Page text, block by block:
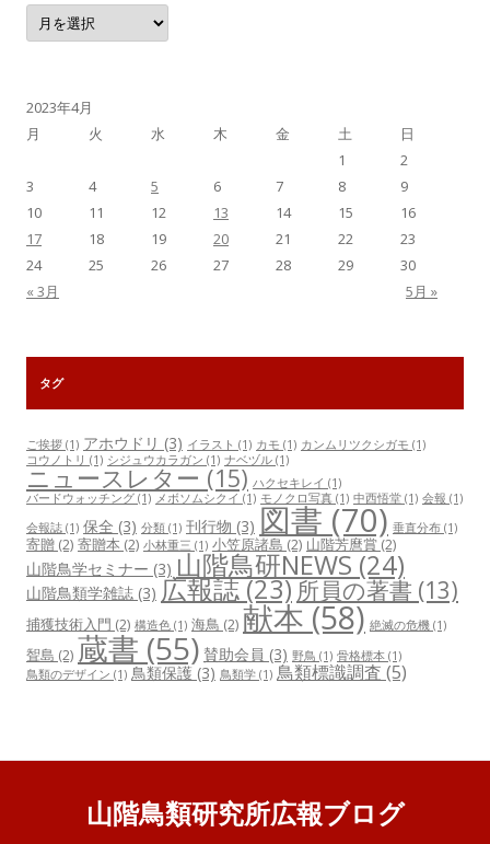
月
別
記
2023年4月
月
火 水 木 金 土
日
1
2
3
4 5 6 7 8
9
10
11 12 13 14 15
16
17
18 19 20 21 22
23
24
25 26 27 28 29
30
« 3月
5月 »
タグ
ご挨拶 (1) アホウドリ (3) イラスト (1) カモ (1) カンムリツクシガモ (1)
コウノトリ (1) シジュウカラガン (1) ナベヅル (1)
ニュースレター (15) ハクセキレイ (1)
バードウォッチング (1) メボソムシクイ (1) モノクロ写真 (1) 中西悟堂 (1) 会報 (1)
会報誌 (1) 保全 (3) 分類 (1) 刊行物 (3) 図書 (70) 垂直分布 (1)
寄贈 (2) 寄贈本 (2) 小林重三 (1) 小笠原諸島 (2) 山階芳麿賞(2)
山階鳥学セミナー (3) 山階鳥研NEWS(24)
山階鳥類学雑誌 (3) 広報誌(23) 所員の著書 (13)
捕獲技術入門 (2) 構造色 (1) 海鳥 (2) 献本(58) 絶滅の危機 (1)
聟島 (2) 蔵書 (55) 賛助会員 (3) 野鳥 (1) 骨格標本 (1)
鳥類のデザイン (1) 鳥類保護 (3) 鳥類学 (1) 鳥類標識調査 (5)
山階鳥類研究所広報ブログ